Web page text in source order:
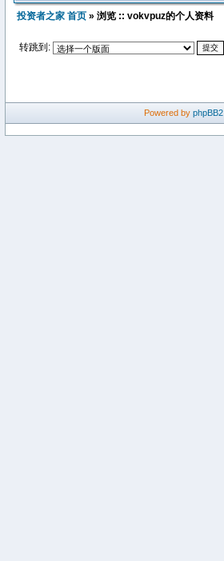
投资者之家 首页 » 浏览 :: vokvpuz的个人资料
转跳到:
Powered by phpBB2